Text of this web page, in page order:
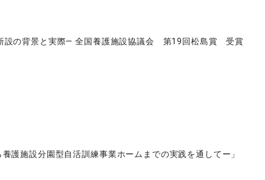
設の背景と実際― 全国養護施設協議会 第19回松島賞 受賞
護施設分園型自活訓練事業ホームまでの実践を通してー」